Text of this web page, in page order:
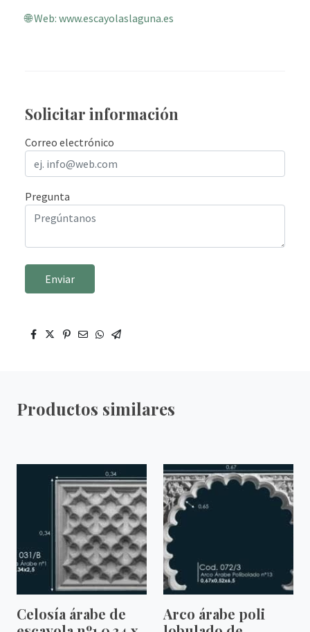
🌐 Web: www.escayolaslaguna.es
Solicitar información
Correo electrónico
Pregunta
Enviar
Productos similares
Celosía árabe de
Arco árabe poli